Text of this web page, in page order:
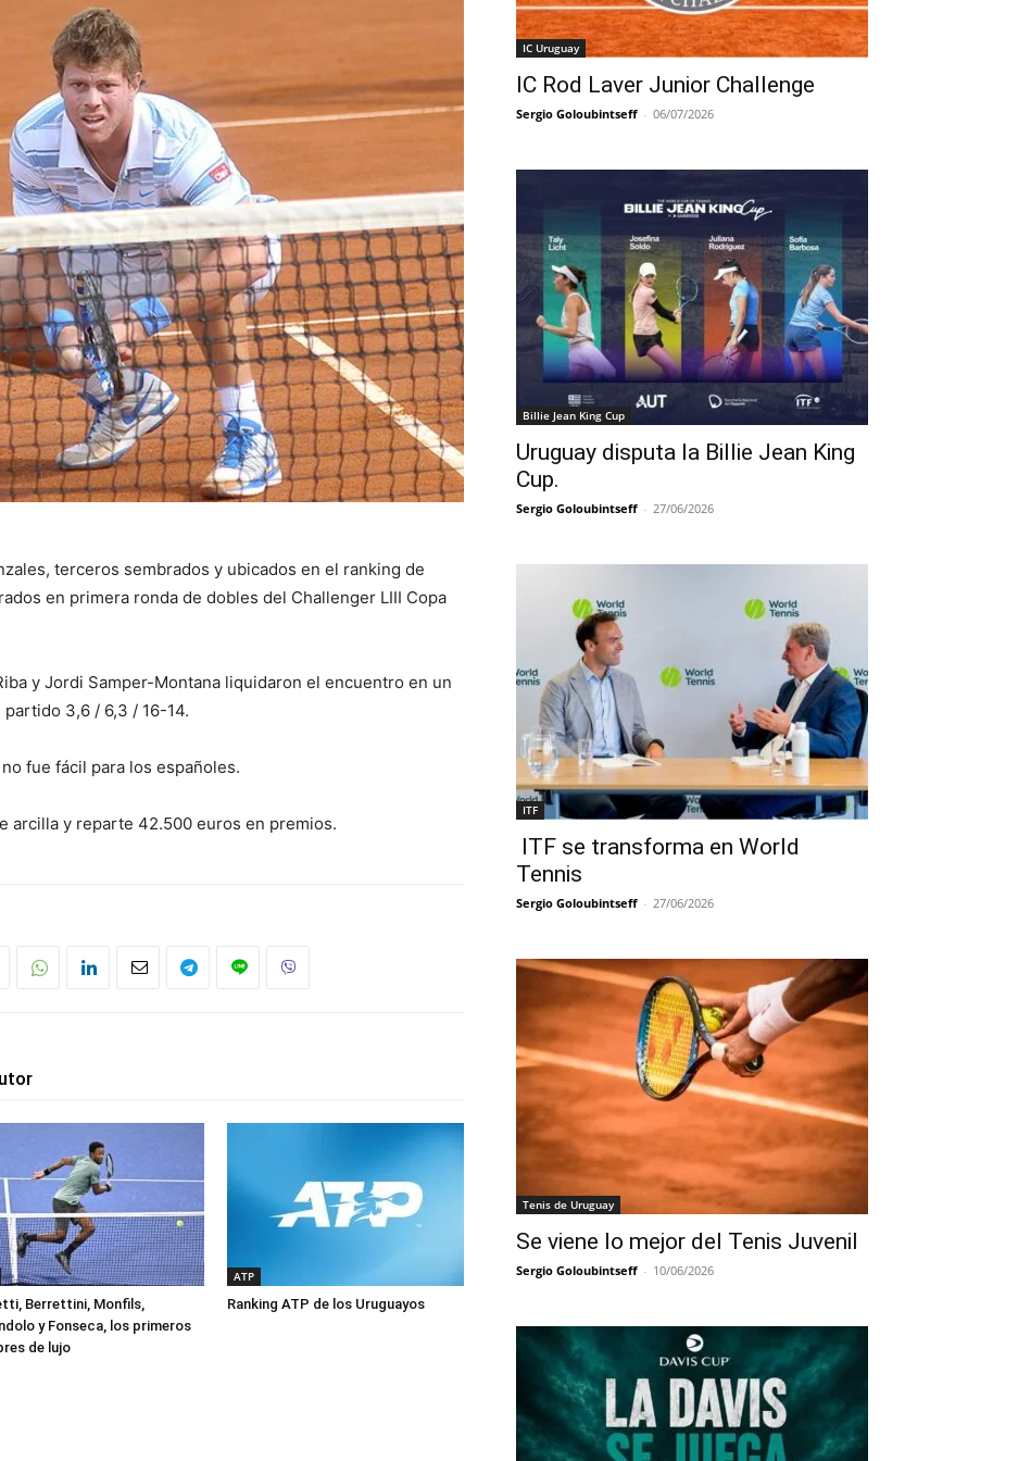
terceros sembrados y ubicados en el ranking de
en primera ronda de dobles del Challenger LIII Copa
y Jordi Samper-Montana liquidaron el encuentro en un
3,6 / 6,3 / 16-14.
fue fácil para los españoles.
arcilla y reparte 42.500 euros en premios.
Berrettini, Monfils,
y Fonseca, los primeros
de lujo
ATP
Ranking ATP de los Uruguayos
IC Uruguay
IC Rod Laver Junior Challenge
Sergio Goloubintseff - 06/07/2026
Billie Jean King Cup
Uruguay disputa la Billie Jean King
Cup.
Sergio Goloubintseff - 27/06/2026
ITF
ITF se transforma en World
Tennis
Sergio Goloubintseff - 27/06/2026
Tenis de Uruguay
Se viene lo mejor del Tenis Juvenil
Sergio Goloubintseff - 10/06/2026